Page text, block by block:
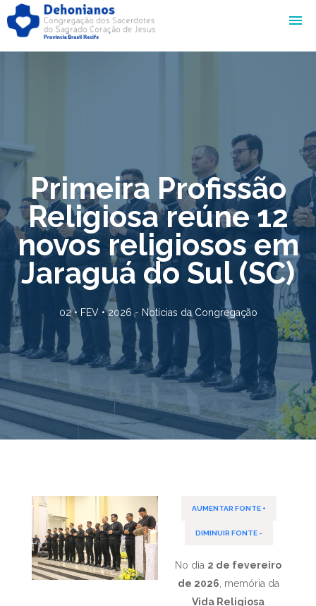
Primeira Profissão
Religiosa reúne 12
novos religiosos em
Jaraguá do Sul (SC)
02 • FEV • 2026 - Notícias da Congregação
AUMENTAR FONTE +
DIMINUIR FONTE -
No dia 2 de fevereiro
de 2026 , memória da
Vida Religiosa